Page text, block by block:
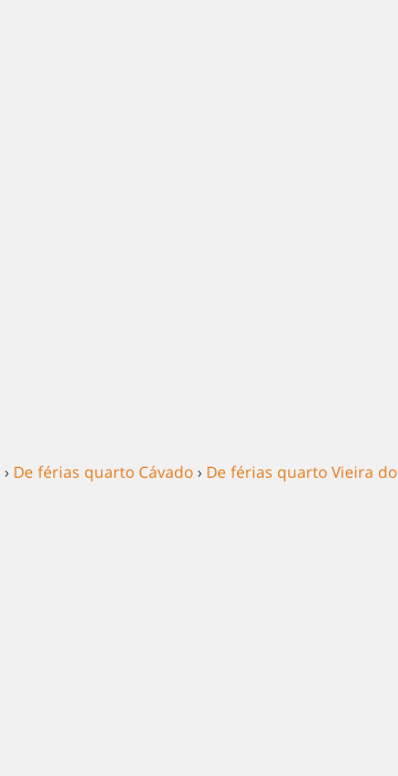
› De férias quarto Cávado › De férias quarto Vieira